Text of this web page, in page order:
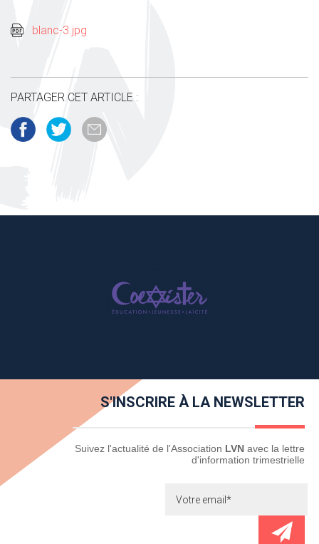
blanc-3.jpg
PARTAGER CET ARTICLE :
S'INSCRIRE À LA NEWSLETTER
Newsletter Suivez l'actualité de l'Association LVN avec la lettre
d'information trimestrielle